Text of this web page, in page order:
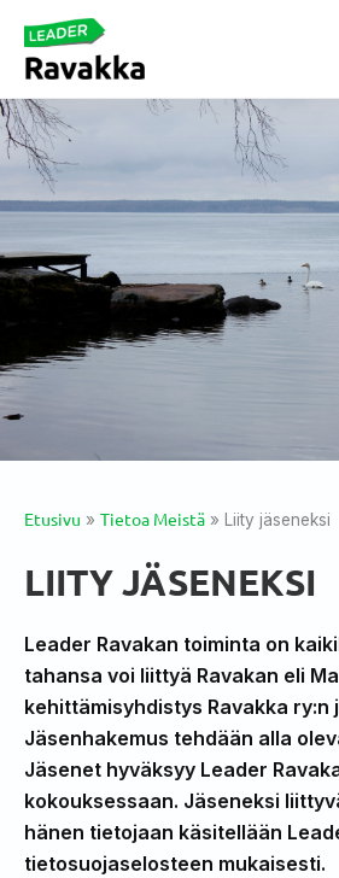
Etusivu » Tietoa Meistä » Liity jäseneksi
LIITY JÄSENEKSI
Leader Ravakan toiminta on
tahansa voi liittyä Ravakan eli
kehittämisyhdistys Ravakka ry:n
Jäsenhakemus tehdään alla
Jäsenet hyväksyy Leader
kokouksessaan. Jäseneksi
hänen tietojaan käsitellään
tietosuojaselosteen mukaisesti.